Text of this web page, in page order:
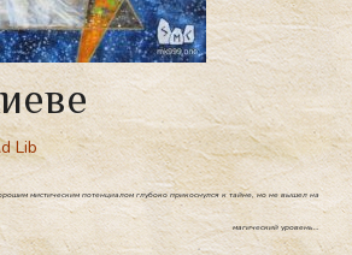
Lib
мистическим потенциалом глубоко прикоснулся к тайне, но не вышел на
магический уровень…